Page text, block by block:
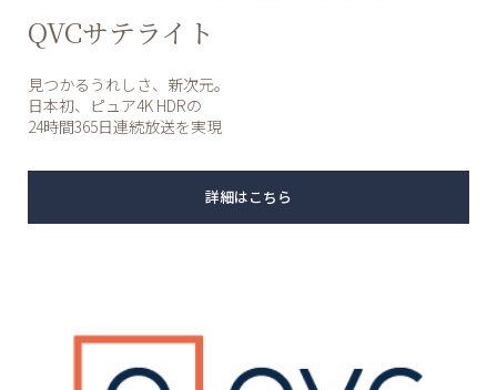
QVCサテライト
見つかるうれしさ、新次元。
日本初、ピュア4K HDRの
24時間365日連続放送を実現
詳細はこちら